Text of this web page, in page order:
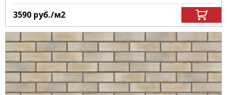
3590 руб./м2